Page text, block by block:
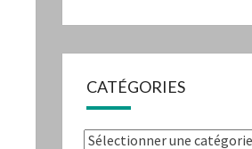
CATÉGORIES
Catégories